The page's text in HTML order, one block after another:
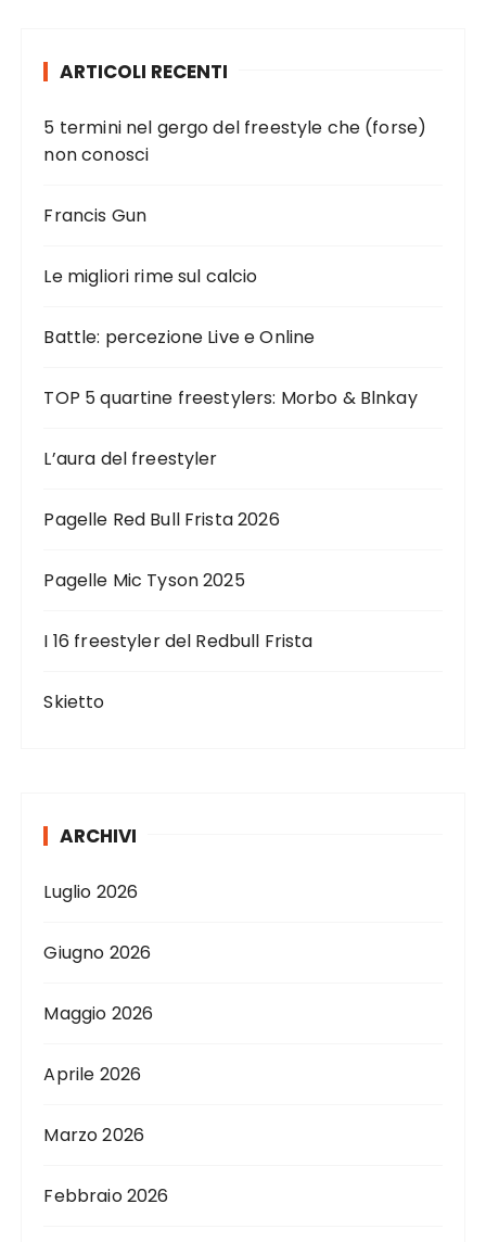
ARTICOLI RECENTI
5 termini nel gergo del freestyle che (forse)
non conosci
Francis Gun
Le migliori rime sul calcio
Battle: percezione Live e Online
TOP 5 quartine freestylers: Morbo & Blnkay
L’aura del freestyler
Pagelle Red Bull Frista 2026
Pagelle Mic Tyson 2025
I 16 freestyler del Redbull Frista
Skietto
ARCHIVI
Luglio 2026
Giugno 2026
Maggio 2026
Aprile 2026
Marzo 2026
Febbraio 2026